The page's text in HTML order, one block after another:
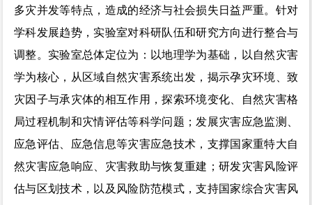
多灾并发等特点，造成的经济与社会损失日益严重。针对
学科发展趋势，实验室对科研队伍和研究方向进行整合与
调整。实验室总体定位为：以地理学为基础，以自然灾害
学为核心，从区域自然灾害系统出发，揭示孕灾环境、致
灾因子与承灾体的相互作用，探索环境变化、自然灾害格
局过程机制和灾情评估等科学问题；发展灾害应急监测、
应急评估、应急信息等灾害应急技术，支撑国家重特大自
然灾害应急响应、灾害救助与恢复重建；研发灾害风险评
估与区划技术，以及风险防范模式，支持国家综合灾害风